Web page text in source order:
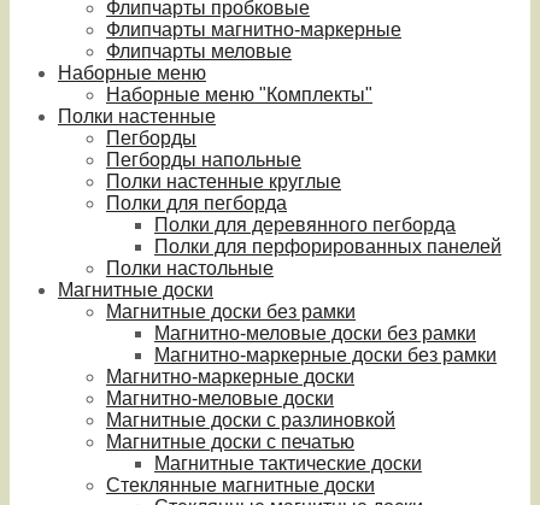
Флипчарты пробковые
Флипчарты магнитно-маркерные
Флипчарты меловые
Наборные меню
Наборные меню "Комплекты"
Полки настенные
Пегборды
Пегборды напольные
Полки настенные круглые
Полки для пегборда
Полки для деревянного пегборда
Полки для перфорированных панелей
Полки настольные
Магнитные доски
Магнитные доски без рамки
Магнитно-меловые доски без рамки
Магнитно-маркерные доски без рамки
Магнитно-маркерные доски
Магнитно-меловые доски
Магнитные доски с разлиновкой
Магнитные доски с печатью
Магнитные тактические доски
Стеклянные магнитные доски